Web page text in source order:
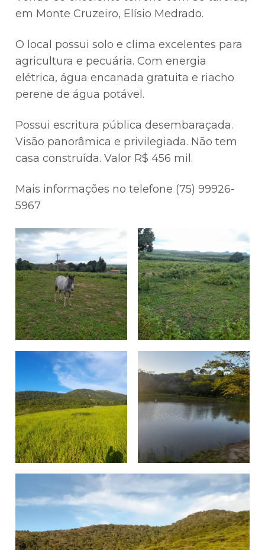
em Monte Cruzeiro, Elísio Medrado.
O local possui solo e clima excelentes para
agricultura e pecuária. Com energia
elétrica, água encanada gratuita e riacho
perene de água potável.
Possui escritura pública desembaraçada.
Visão panorâmica e privilegiada. Não tem
casa construída. Valor R$ 456 mil.
Mais informações no telefone (75) 99926-
5967